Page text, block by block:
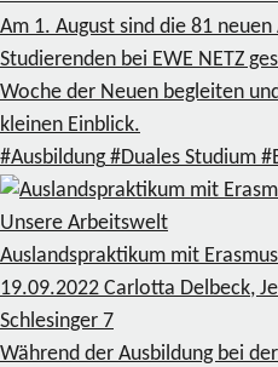
Am 1. August sind die 81
Studierenden bei EWE NETZ
Woche der Neuen begleiten
kleinen Einblick.
#Ausbildung #Duales Studium
Unsere Arbeitswelt
Auslandspraktikum mit
19.09.2022 Carlotta Delbeck,
Schlesinger 7
Während der Ausbildung bei